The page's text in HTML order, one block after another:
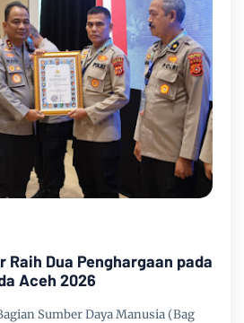
Raih Dua Penghargaan pada
Aceh 2026
Sumber Daya Manusia (Bag